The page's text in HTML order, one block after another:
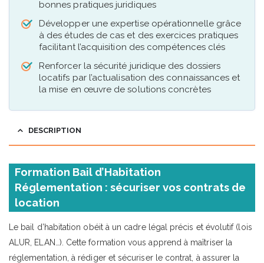
bonnes pratiques juridiques
Développer une expertise opérationnelle grâce
à des études de cas et des exercices pratiques
facilitant l’acquisition des compétences clés
Renforcer la sécurité juridique des dossiers
locatifs par l’actualisation des connaissances et
la mise en œuvre de solutions concrètes
DESCRIPTION
Formation Bail d’Habitation
Réglementation : sécuriser vos contrats de
location
Le bail d’habitation obéit à un cadre légal précis et évolutif (lois
ALUR, ELAN…). Cette formation vous apprend à maîtriser la
réglementation, à rédiger et sécuriser le contrat, à assurer la